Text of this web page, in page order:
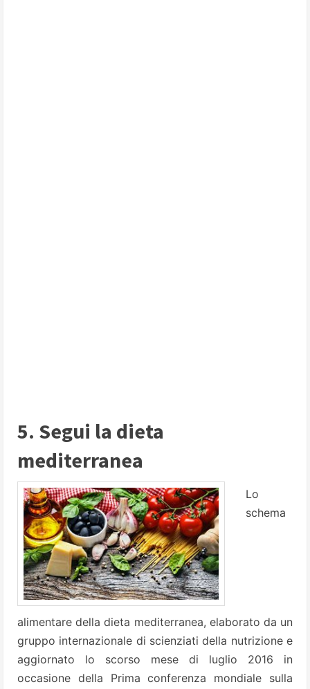
5. Segui la dieta
mediterranea
Lo
schema
alimentare della dieta mediterranea, elaborato da un
gruppo internazionale di scienziati della nutrizione e
aggiornato lo scorso mese di luglio 2016 in
occasione della Prima conferenza mondiale sulla